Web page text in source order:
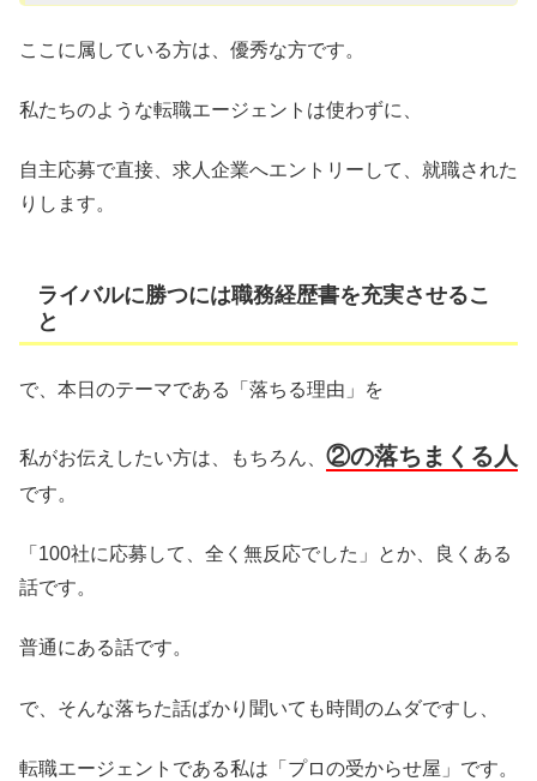
ここに属している方は、優秀な方です。
私たちのような転職エージェントは使わずに、
自主応募で直接、求人企業へエントリーして、就職された
りします。
ライバルに勝つには職務経歴書を充実させるこ
と
で、本日のテーマである「落ちる理由」を
私がお伝えしたい方は、もちろん、 ②の落ちまくる人
です。
「100社に応募して、全く無反応でした」とか、良くある
話です。
普通にある話です。
で、そんな落ちた話ばかり聞いても時間のムダですし、
転職エージェントである私は「プロの受からせ屋」です。